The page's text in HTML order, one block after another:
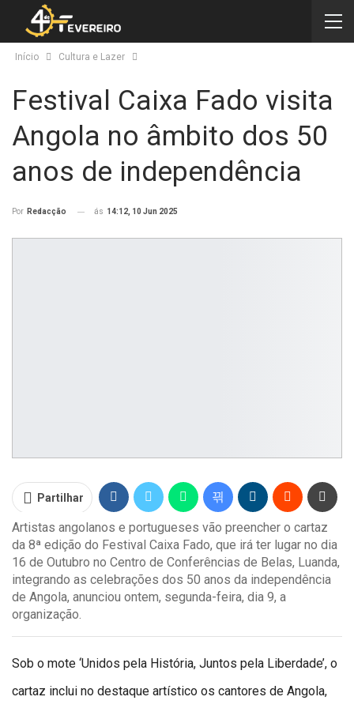
Início Cultura e Lazer
Festival Caixa Fado visita
Angola no âmbito dos 50
anos de independência
Por Redacção ás 14:12, 10 Jun 2025
Partilhar
Artistas angolanos e portugueses vão preencher o cartaz
da 8ª edição do Festival Caixa Fado, que irá ter lugar no dia
16 de Outubro no Centro de Conferências de Belas, Luanda,
integrando as celebrações dos 50 anos da independência
de Angola, anunciou ontem, segunda-feira, dia 9, a
organização.
Sob o mote ‘Unidos pela História, Juntos pela Liberdade’, o
cartaz inclui no destaque artístico os cantores de Angola,